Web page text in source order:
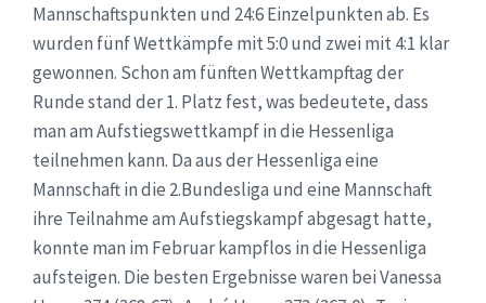
Mannschaftspunkten und 24:6 Einzelpunkten ab. Es
wurden fünf Wettkämpfe mit 5:0 und zwei mit 4:1 klar
gewonnen. Schon am fünften Wettkampftag der
Runde stand der 1. Platz fest, was bedeutete, dass
man am Aufstiegswettkampf in die Hessenliga
teilnehmen kann. Da aus der Hessenliga eine
Mannschaft in die 2.Bundesliga und eine Mannschaft
ihre Teilnahme am Aufstiegskampf abgesagt hatte,
konnte man im Februar kampflos in die Hessenliga
aufsteigen. Die besten Ergebnisse waren bei Vanessa